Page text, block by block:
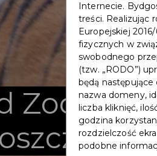
Internecie.
treści. Realizując
Europejskiej
fizycznych w
swobodnego
(tzw. „RODO”)
będą następujące
nazwa domeny,
liczba kliknięć,
godzina
rozdzielczość
podobne